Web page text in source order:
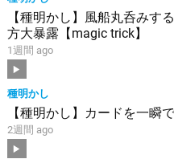
【種明かし】風船丸呑みす
方大暴露【magic trick】
1週間 ago
種明かし
【種明かし】カードを一
2週間 ago